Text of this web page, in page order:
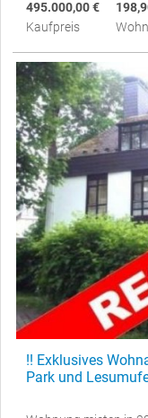
495.000,00 €
Kaufpreis
!! Exklusives
Park und